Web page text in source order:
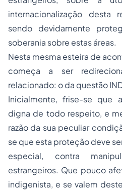
internacionalização desta
sendo devidamente
soberania sobre estas áreas.
Nesta mesma esteira de
começa a ser
relacionado: o da questão
Inicialmente, frise-se que
digna de todo respeito, e
razão da sua peculiar
se que esta proteção deve
especial, contra
estrangeiros. Que pouco
indigenista, e se valem